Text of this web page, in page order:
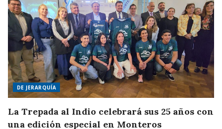
DE JERARQUÍA
La Trepada al Indio celebrará sus 25 años con
una edición especial en Monteros